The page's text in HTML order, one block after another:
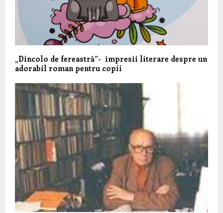
„Dincolo de fereastră”- impresii literare despre un
adorabil roman pentru copii